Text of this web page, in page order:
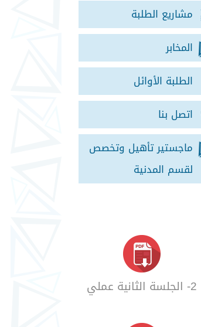
مشاريع الطلبة
المخابر
الطلبة الأوائل
اتصل بنا
ماجستير تأهيل وتخصص
لقسم المدنية
2- الجلسة الثانية عملي